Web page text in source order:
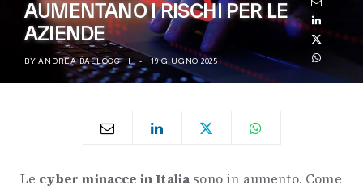
AUMENTANO I RISCHI PER LE
AZIENDE
BY ANDREA BALLOCCHI 19 GIUGNO 2025
Le cyber minacce in Italia sono in aumento. Come